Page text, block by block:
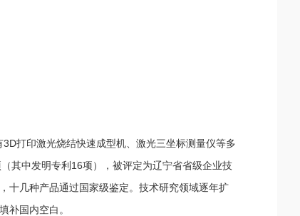
打印激光烧结快速成型机、激光三坐标测量仪等多
其中发明专利16项），被评定为辽宁省省级企业技
十几种产品通过国家级鉴定。技术研究领域逐年扩
补国内空白。